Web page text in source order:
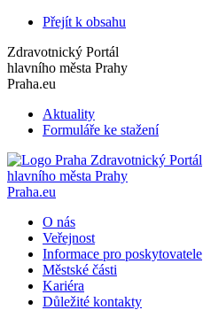
Přejít k obsahu
Zdravotnický Portál
hlavního města Prahy
Praha.eu
Aktuality
Formuláře ke stažení
Zdravotnický Portál
hlavního města Prahy
Praha.eu
O nás
Veřejnost
Informace pro poskytovatele
Městské části
Kariéra
Důležité kontakty